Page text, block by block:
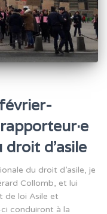
d’asile
du droit d’asile, je
Collomb, et lui
de loi Asile et
conduiront à la